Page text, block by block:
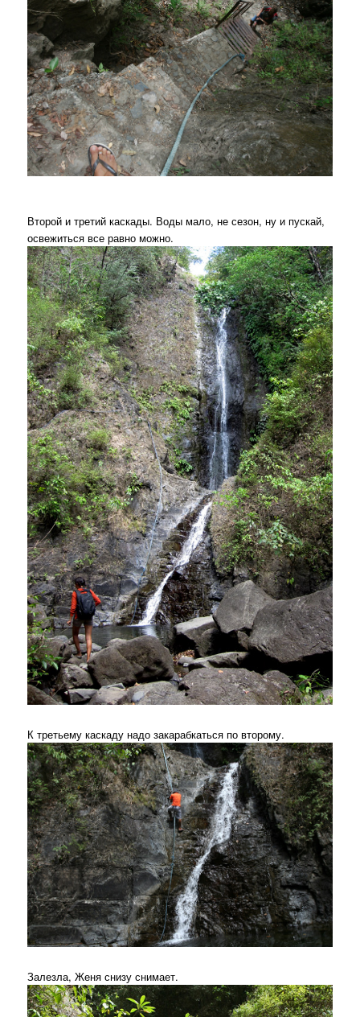
Второй и третий каскады. Воды мало, не сезон, ну и пускай,
освежиться все равно можно.
К третьему каскаду надо закарабкаться по второму.
Залезла, Женя снизу снимает.